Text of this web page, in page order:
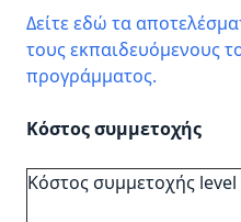
Δείτε εδώ τα
τους εκπαιδευόμενους
προγράμματος.
Κόστος συμμετοχής
Κόστος συμμετοχής level